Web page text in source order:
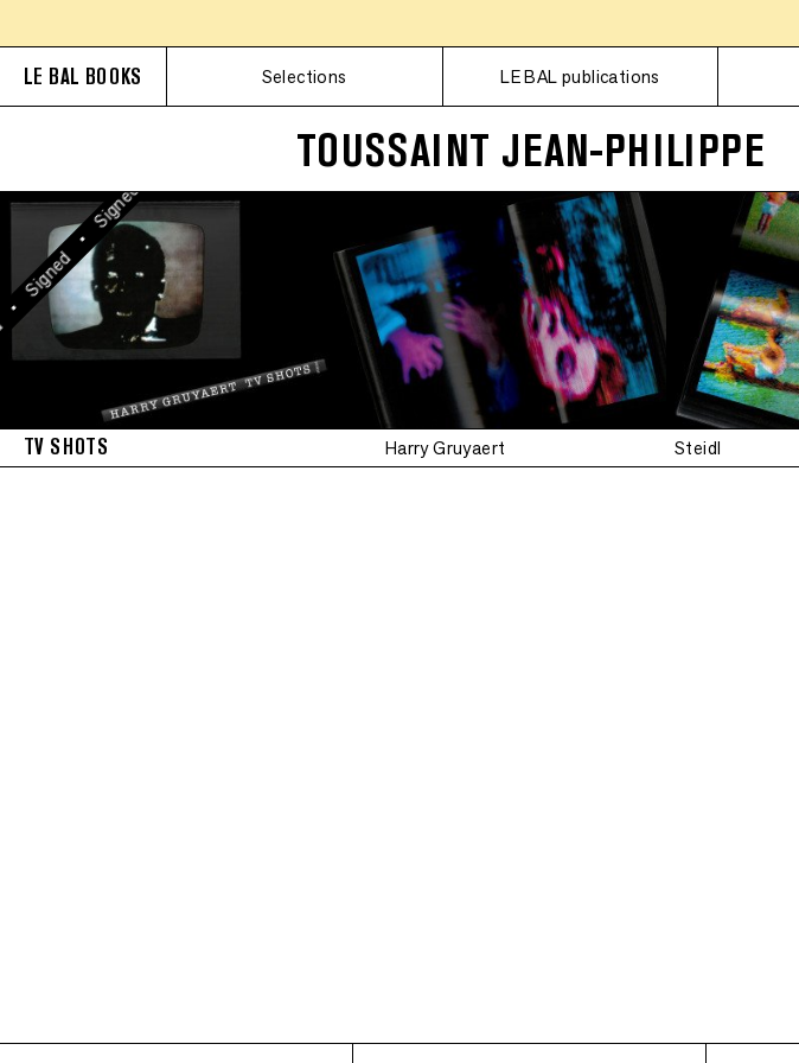
LE BAL BOOKS Selections LE BAL publications
TOUSSAINT JEAN-PHILIPPE
Signed
•
Signed
•
Signed
•
TV SHOTS Harry Gruyaert Steidl